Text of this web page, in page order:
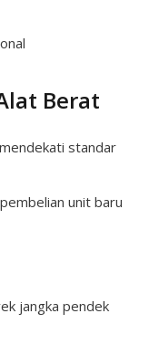
Berat
standar
unit baru
jangka pendek